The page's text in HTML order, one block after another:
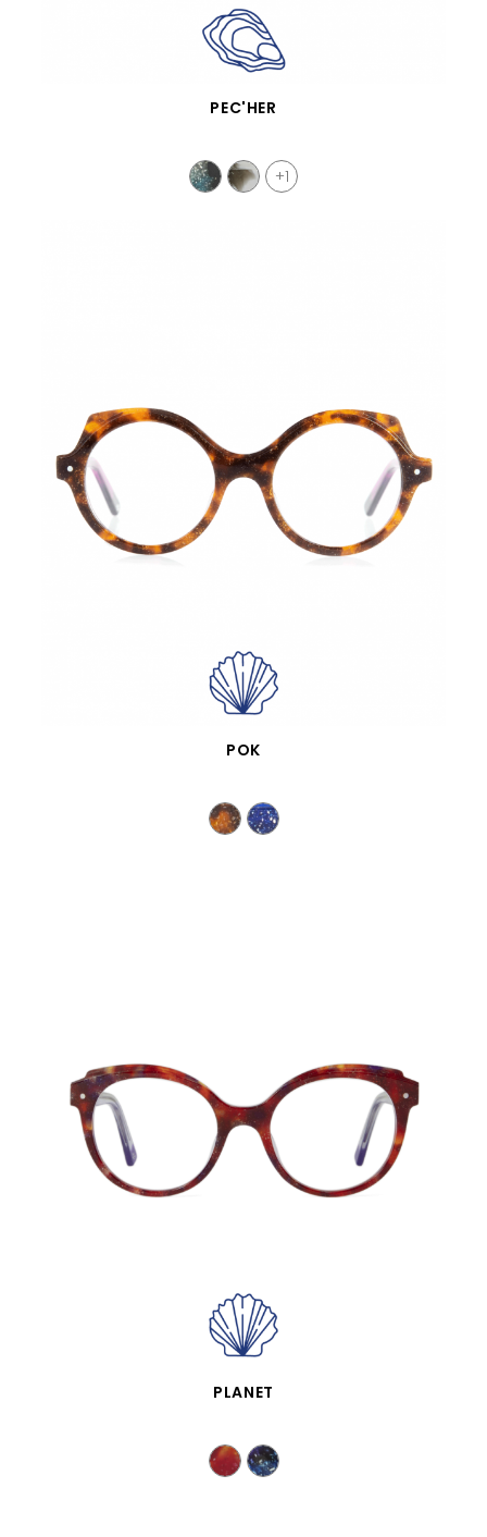
VISTA RÁPIDA
PEC'HER
+1
VISTA RÁPIDA
POK
VISTA RÁPIDA
PLANET